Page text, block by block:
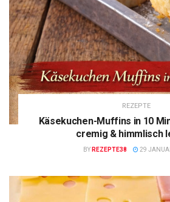
REZEPTE
Käsekuchen-Muffins in 10
cremig & himmlisch
BY REZEPTE38 29